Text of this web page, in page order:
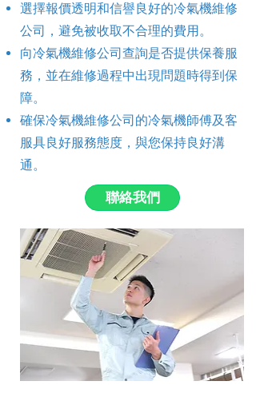
選擇報價透明和信譽良好的冷氣機維修
公司，避免被收取不合理的費用。
向冷氣機維修公司查詢是否提供保養服
務，並在維修過程中出現問題時得到保
障。
確保冷氣機維修公司的冷氣機師傅及客
服具良好服務態度，與您保持良好溝
通。
聯絡我們